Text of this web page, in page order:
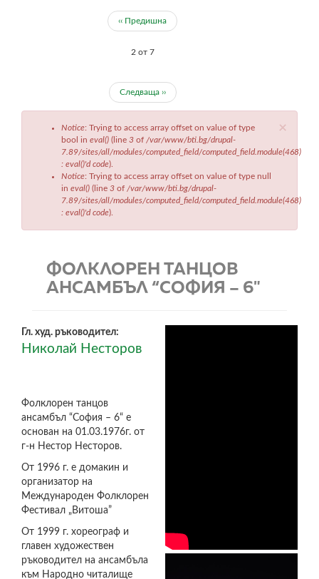
‹‹ Предишна
2 от 7
Следваща ››
×
Съобщение
грешка
Notice: Trying to access array offset on value of type
bool in eval() (line 3 of /var/www/bti.bg/drupal-
7.89/sites/all/modules/computed_field/computed_field.module(468)
: eval()'d code).
Notice: Trying to access array offset on value of type null
in eval() (line 3 of /var/www/bti.bg/drupal-
7.89/sites/all/modules/computed_field/computed_field.module(468)
: eval()'d code).
ФОЛКЛОРЕН ТАНЦОВ
АНСАМБЪЛ “СОФИЯ – 6"
Гл. худ. ръководител:
Николай Несторов
Фолклорен танцов
ансамбъл “София – 6“ е
основан на 01.03.1976г. от
г-н Нестор Несторов.
От 1996 г. е домакин и
организатор на
Международен Фолклорен
Фестивал „Витоша”
От 1999 г. хореограф и
главен художествен
ръководител на ансамбъла
към Народно читалище